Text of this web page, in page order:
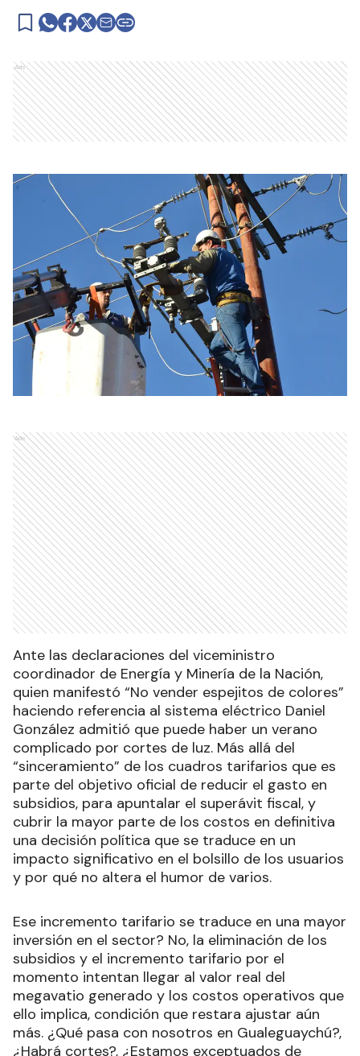
Ads
Ads
Ante las declaraciones del viceministro
coordinador de Energía y Minería de la Nación,
quien manifestó “No vender espejitos de colores”
haciendo referencia al sistema eléctrico Daniel
González admitió que puede haber un verano
complicado por cortes de luz. Más allá del
“sinceramiento” de los cuadros tarifarios que es
parte del objetivo oficial de reducir el gasto en
subsidios, para apuntalar el superávit fiscal, y
cubrir la mayor parte de los costos en definitiva
una decisión política que se traduce en un
impacto significativo en el bolsillo de los usuarios
y por qué no altera el humor de varios.
Ese incremento tarifario se traduce en una mayor
inversión en el sector? No, la eliminación de los
subsidios y el incremento tarifario por el
momento intentan llegar al valor real del
megavatio generado y los costos operativos que
ello implica, condición que restara ajustar aún
más. ¿Qué pasa con nosotros en Gualeguaychú?,
¿Habrá cortes?, ¿Estamos exceptuados de